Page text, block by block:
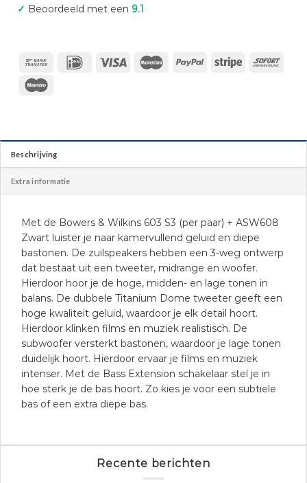
✓ Beoordeeld met een 9.1
Beschrijving
Extra informatie
Met de Bowers & Wilkins 603 S3 (per paar) + ASW608
Zwart luister je naar kamervullend geluid en diepe
bastonen. De zuilspeakers hebben een 3-weg ontwerp
dat bestaat uit een tweeter, midrange en woofer.
Hierdoor hoor je de hoge, midden- en lage tonen in
balans. De dubbele Titanium Dome tweeter geeft een
hoge kwaliteit geluid, waardoor je elk detail hoort.
Hierdoor klinken films en muziek realistisch. De
subwoofer versterkt bastonen, waardoor je lage tonen
duidelijk hoort. Hierdoor ervaar je films en muziek
intenser. Met de Bass Extension schakelaar stel je in
hoe sterk je de bas hoort. Zo kies je voor een subtiele
bas of een extra diepe bas.
Recente berichten